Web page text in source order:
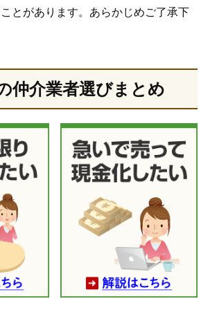
とがあります。あらかじめご了承下
仲介業者選びまとめ